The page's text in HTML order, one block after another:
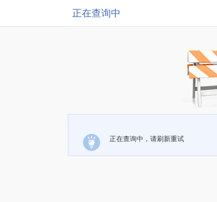
正在查询中
正在查询中，请刷新重试